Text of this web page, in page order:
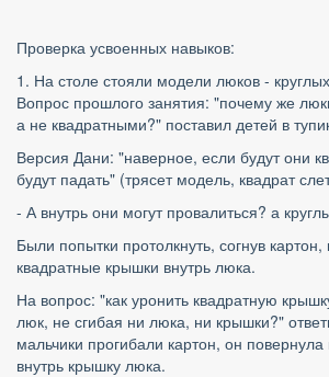
Проверка усвоенных навыков:
1. На столе стояли модели люков -
Вопрос прошлого занятия: "почему же
а не квадратными?" поставил детей в
Версия Дани: "наверное, если будут они
будут падать" (трясет модель, квадрат
- А внутрь они могут провалиться? а
Были попытки протолкнуть, согнув картон,
квадратные крышки внутрь люка.
На вопрос: "как уронить квадратную
люк, не сгибая ни люка, ни крышки?"
мальчики прогибали картон, он
внутрь крышку люка.